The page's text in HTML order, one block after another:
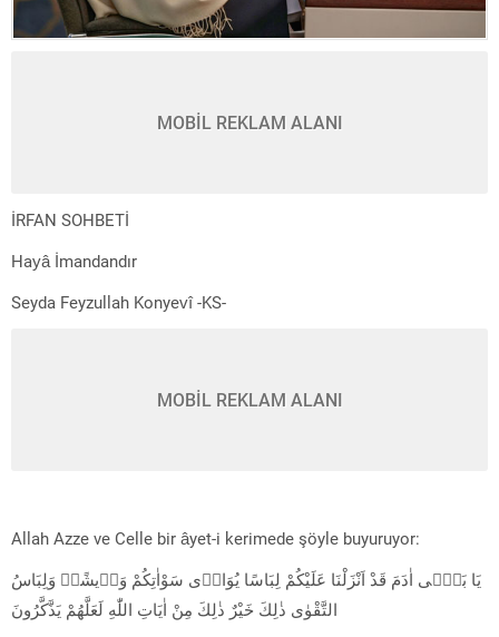
MOBİL REKLAM ALANI
İRFAN SOHBETİ
Hayâ İmandandır
Seyda Feyzullah Konyevî -KS-
MOBİL REKLAM ALANI
Allah Azze ve Celle bir âyet-i kerimede şöyle buyuruyor:
يَا بَنٖٓى اٰدَمَ قَدْ اَنْزَلْنَا عَلَيْكُمْ لِبَاسًا يُوَارٖى سَوْاٰتِكُمْ وَرٖيشًا۠ وَلِبَاسُ
التَّقْوٰى ذٰلِكَ خَيْرٌ ذٰلِكَ مِنْ اٰيَاتِ اللّٰهِ لَعَلَّهُمْ يَذَّكَّرُونَ